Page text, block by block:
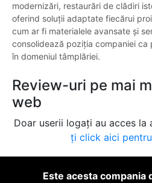
modernizări, restaurări de clădiri
oferind soluții adaptate fiecărui
cum ar fi materialele avansate și
consolidează poziția companiei ca
în domeniul tâmplăriei.
Review-uri pe mai
web
Doar userii logați au acces la
ți click aici
Este acesta compania